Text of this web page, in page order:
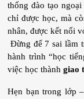
thống đào tạo
chỉ được học, mà
nhân, được kết nối
hành trình “học
việc học thành giao
Hẹn bạn trong lớp